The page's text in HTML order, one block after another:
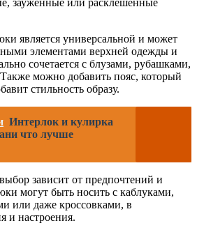
является универсальной и может
элементами верхней одежды и
сочетается с блузами, рубашками,
можно добавить пояс, который
стильность образу.
Интерлок и кулирка
что лучше
зависит от предпочтений и
могут быть носить с каблуками,
или даже кроссовками, в
и настроения.